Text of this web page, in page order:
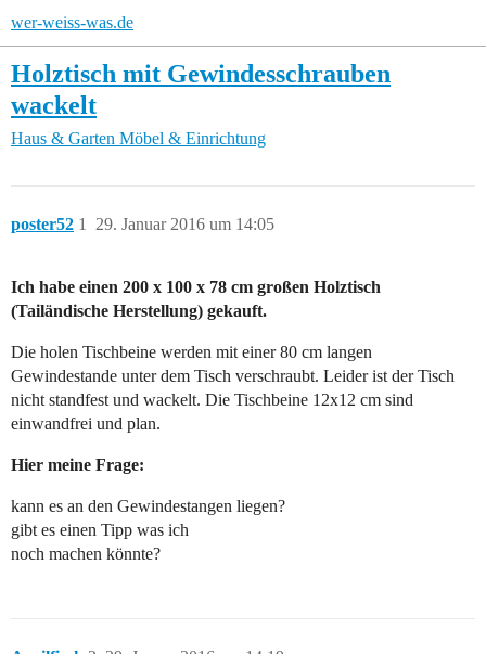
wer-weiss-was.de
Holztisch mit Gewindesschrauben
wackelt
Haus & Garten Möbel & Einrichtung
poster52 29. Januar 2016 um 14:05
1
Ich habe einen 200 x 100 x 78 cm großen Holztisch
(Tailändische Herstellung) gekauft.
Die holen Tischbeine werden mit einer 80 cm langen
Gewindestande unter dem Tisch verschraubt. Leider ist der Tisch
nicht standfest und wackelt. Die Tischbeine 12x12 cm sind
einwandfrei und plan.
Hier meine Frage:
kann es an den Gewindestangen liegen?
gibt es einen Tipp was ich
noch machen könnte?